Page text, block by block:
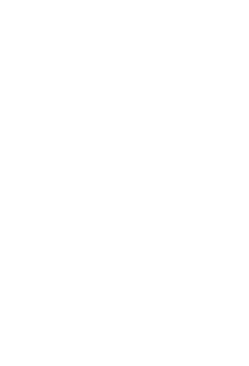
Earth 145ml của Nhật
Kose Suncut UV Perfect Milk Super